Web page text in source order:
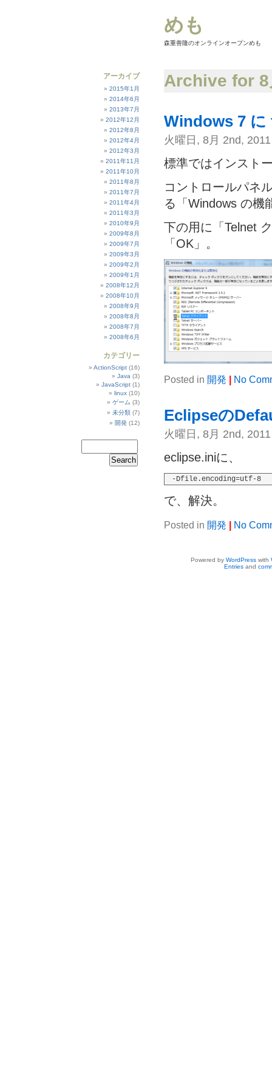
めも
森重善隆のオンラインオープンめも
Archive for 8
Windows 7 に
火曜日, 8月 2nd, 2011
標準ではインスト
コントロールパネ
る「Windows の機
下の用に「Telnet
「OK」。
Posted in 開発 No
Eclipseの
火曜日, 8月 2nd, 2011
eclipse.iniに、
-Dfile.encoding=utf-8
で、解決。
Posted in 開発 No
アーカイブ
2015年1月
2014年6月
2013年7月
2012年12月
2012年8月
2012年4月
2012年3月
2011年11月
2011年10月
2011年8月
2011年7月
2011年4月
2011年3月
2010年9月
2009年8月
2009年7月
2009年3月
2009年2月
2009年1月
2008年12月
2008年10月
2008年9月
2008年8月
2008年7月
2008年6月
カテゴリー
ActionScript (16)
Java (3)
JavaScript (1)
linux (10)
ゲーム (3)
未分類 (7)
開発 (12)
Powered by WordPresswith
Entriesand